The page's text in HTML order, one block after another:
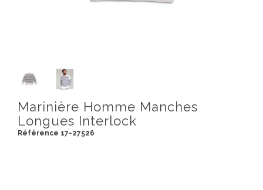
Marinière Homme Manches
Longues Interlock
Référence 17-27526